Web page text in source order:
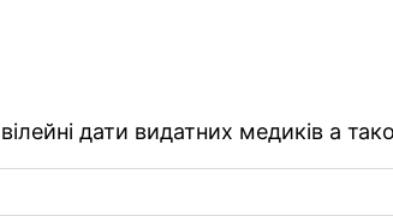
дати видатних медиків а